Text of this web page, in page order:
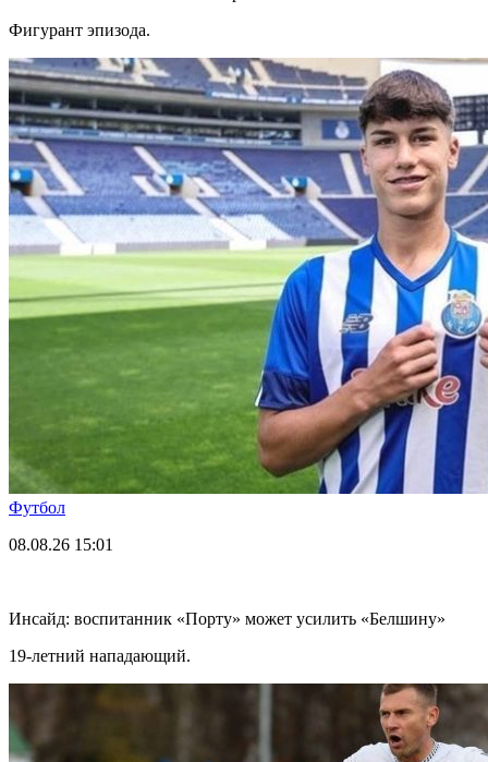
Фигурант эпизода.
Футбол
08.08.26 15:01
Инсайд: воспитанник «Порту» может усилить «Белшину»
19-летний нападающий.